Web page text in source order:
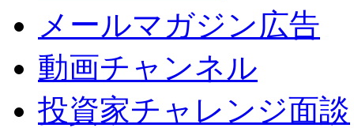
メールマガジン広告
動画チャンネル
投資家チャレンジ面談